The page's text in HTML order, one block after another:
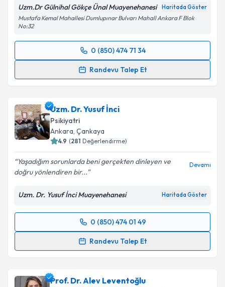
Kişisel verilerimin işlenmesine ilişkinAydınlatma
kapsamda işlenmesini kabul ediyorum.
Takvim Talebini Gönder
Uzm.Dr Gülnihal Gökçe Ünal Muayenehanesi Haritada Göster
Mustafa Kemal Mahallesi Dumlupınar Bulvarı Mahall Ankara F Blok
No:32
0 (850) 474 71 34
Randevu Talep Et
Randevu Takvimi Talebi
için bir takvim hazırlandığında e-posta ile
bilgilendireceğiz.
E-posta Adresiniz
Kişisel verilerimin işlenmesine ilişkin
Metni'ni okudum ve kişisel verilerimin belirtilen
Takvim Talebini Gönder
Uzm. Dr. Yusuf İnci
Psikiyatri
Ankara, Çankaya
4.9 (281 Değerlendirme)
Yaşadığım sorunlarda beni gerçekten dinleyen ve
doğru yönlendiren bir...
Devamı
Uzm. Dr. Yusuf İnci Muayenehanesi Haritada Göster
0 (850) 474 01 49
Randevu Talep Et
Randevu Takvimi Talebi
takvim hazırlandığında e-posta ile bilgilendireceğiz.
Prof. Dr. Alev Leventoğlu